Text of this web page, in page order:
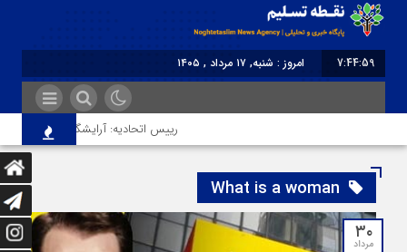
7:45:00
امروز : شنبه, ۱۷ مرداد , ۱۴۰۵
رییس اتحادیه: آرایشگر هتاک در
۳۰
مرداد